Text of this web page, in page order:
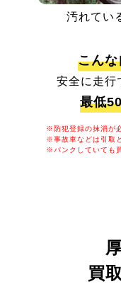
汚れてい
こん
安全に走行
最低
※防犯登録の抹消が
※事故車などは引取
※パンクしていても
買